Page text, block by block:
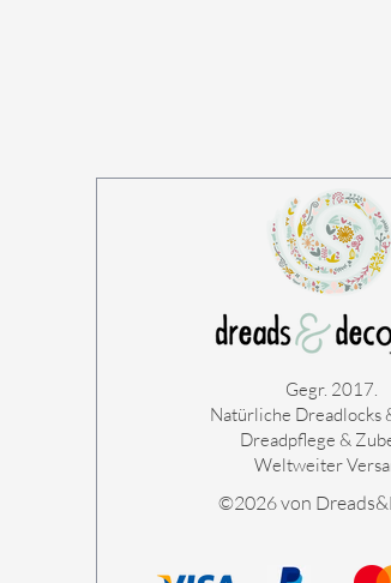
Gegr. 2017.
Natürliche Dreadlocks
Dreadpflege &
Weltweiter
©2026 von